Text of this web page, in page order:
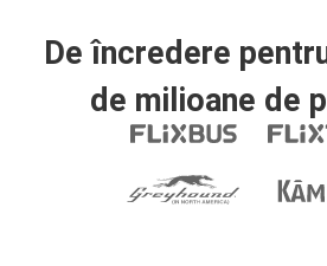
De încredere
de milioane de